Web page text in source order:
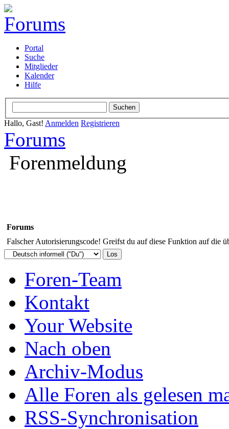
Portal
Suche
Mitglieder
Kalender
Hilfe
Hallo, Gast! Anmelden Registrieren
Forums
Forenmeldung
Forums
Falscher Autorisierungscode! Greifst du auf diese Funktion auf die
Foren-Team
Kontakt
Your Website
Nach oben
Archiv-Modus
Alle Foren als gelesen
RSS-Synchronisation